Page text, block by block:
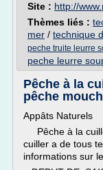
Site : http://
Thèmes liés :
mer / technique
peche truite leurre
peche leurre
Pêche à la
pêche
Appâts Naturels
Pêche à la
cuiller a de tous
informations sur